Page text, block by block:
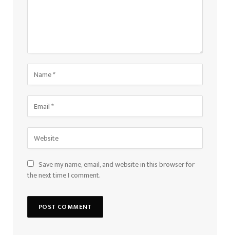
Save my name, email, and website in this browser for
the next time I comment.